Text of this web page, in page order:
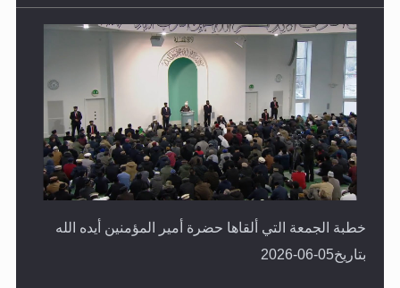
خطبة الجمعة التي ألقاها حضرة أمير المؤمنين أيده الله
بتاريخ05-06-2026